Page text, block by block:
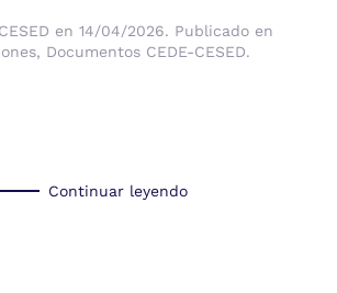
CESED en 14/04/2026. Publicado en
, Documentos CEDE-CESED.
Continuar leyendo